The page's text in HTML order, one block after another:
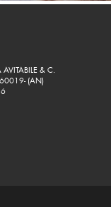
& C.
(AN)